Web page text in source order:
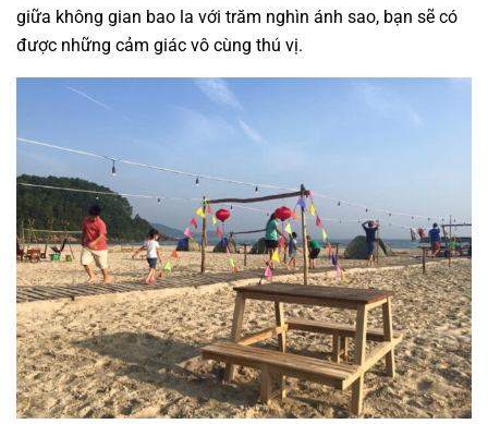
giữa không gian bao la với trăm nghìn ánh sao, bạn sẽ có
được những cảm giác vô cùng thú vị.